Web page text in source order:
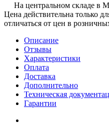
На центральном складе в
Цена действительна только
отличаться от цен в
Описание
Отзывы
Характеристики
Оплата
Доставка
Дополнительно
Техническая
Гарантии